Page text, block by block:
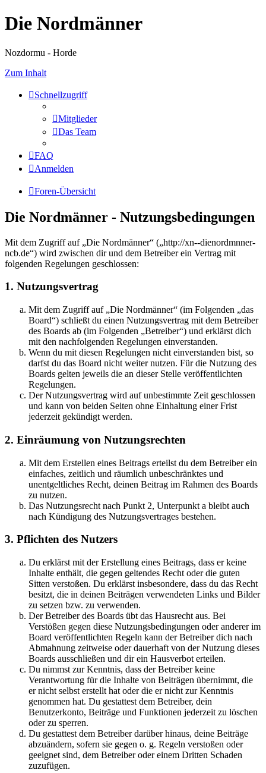
Die Nordmänner
Nozdormu - Horde
Zum Inhalt
Schnellzugriff
Mitglieder
Das Team
FAQ
Anmelden
Foren-Übersicht
Die Nordmänner - Nutzungsbedingungen
Mit dem Zugriff auf „Die Nordmänner“ („http://xn--dienordmnner-
ncb.de“) wird zwischen dir und dem Betreiber ein Vertrag mit
folgenden Regelungen geschlossen:
1. Nutzungsvertrag
Mit dem Zugriff auf „Die Nordmänner“ (im Folgenden „das
Board“) schließt du einen Nutzungsvertrag mit dem Betreiber
des Boards ab (im Folgenden „Betreiber“) und erklärst dich
mit den nachfolgenden Regelungen einverstanden.
Wenn du mit diesen Regelungen nicht einverstanden bist, so
darfst du das Board nicht weiter nutzen. Für die Nutzung des
Boards gelten jeweils die an dieser Stelle veröffentlichten
Regelungen.
Der Nutzungsvertrag wird auf unbestimmte Zeit geschlossen
und kann von beiden Seiten ohne Einhaltung einer Frist
jederzeit gekündigt werden.
2. Einräumung von Nutzungsrechten
Mit dem Erstellen eines Beitrags erteilst du dem Betreiber ein
einfaches, zeitlich und räumlich unbeschränktes und
unentgeltliches Recht, deinen Beitrag im Rahmen des Boards
zu nutzen.
Das Nutzungsrecht nach Punkt 2, Unterpunkt a bleibt auch
nach Kündigung des Nutzungsvertrages bestehen.
3. Pflichten des Nutzers
Du erklärst mit der Erstellung eines Beitrags, dass er keine
Inhalte enthält, die gegen geltendes Recht oder die guten
Sitten verstoßen. Du erklärst insbesondere, dass du das Recht
besitzt, die in deinen Beiträgen verwendeten Links und Bilder
zu setzen bzw. zu verwenden.
Der Betreiber des Boards übt das Hausrecht aus. Bei
Verstößen gegen diese Nutzungsbedingungen oder anderer im
Board veröffentlichten Regeln kann der Betreiber dich nach
Abmahnung zeitweise oder dauerhaft von der Nutzung dieses
Boards ausschließen und dir ein Hausverbot erteilen.
Du nimmst zur Kenntnis, dass der Betreiber keine
Verantwortung für die Inhalte von Beiträgen übernimmt, die
er nicht selbst erstellt hat oder die er nicht zur Kenntnis
genommen hat. Du gestattest dem Betreiber, dein
Benutzerkonto, Beiträge und Funktionen jederzeit zu löschen
oder zu sperren.
Du gestattest dem Betreiber darüber hinaus, deine Beiträge
abzuändern, sofern sie gegen o. g. Regeln verstoßen oder
geeignet sind, dem Betreiber oder einem Dritten Schaden
zuzufügen.